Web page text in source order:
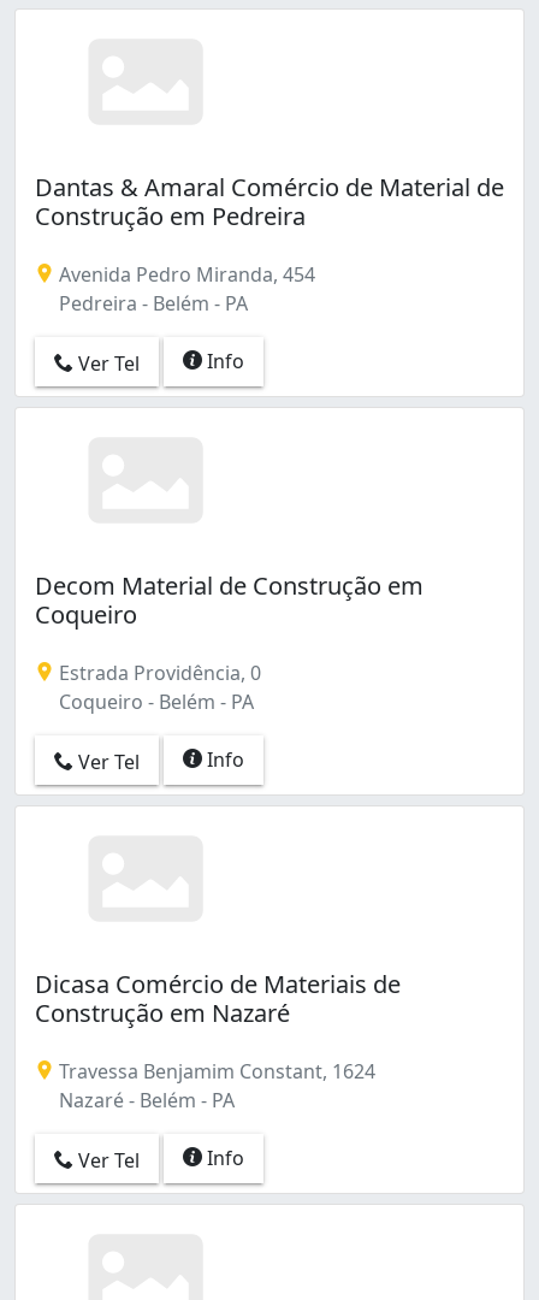
Dantas & Amaral Comércio de Material de
Construção em Pedreira
Avenida Pedro Miranda, 454
Pedreira - Belém - PA
Ver Tel Info
Decom Material de Construção em
Coqueiro
Estrada Providência, 0
Coqueiro - Belém - PA
Ver Tel Info
Dicasa Comércio de Materiais de
Construção em Nazaré
Travessa Benjamim Constant, 1624
Nazaré - Belém - PA
Ver Tel Info